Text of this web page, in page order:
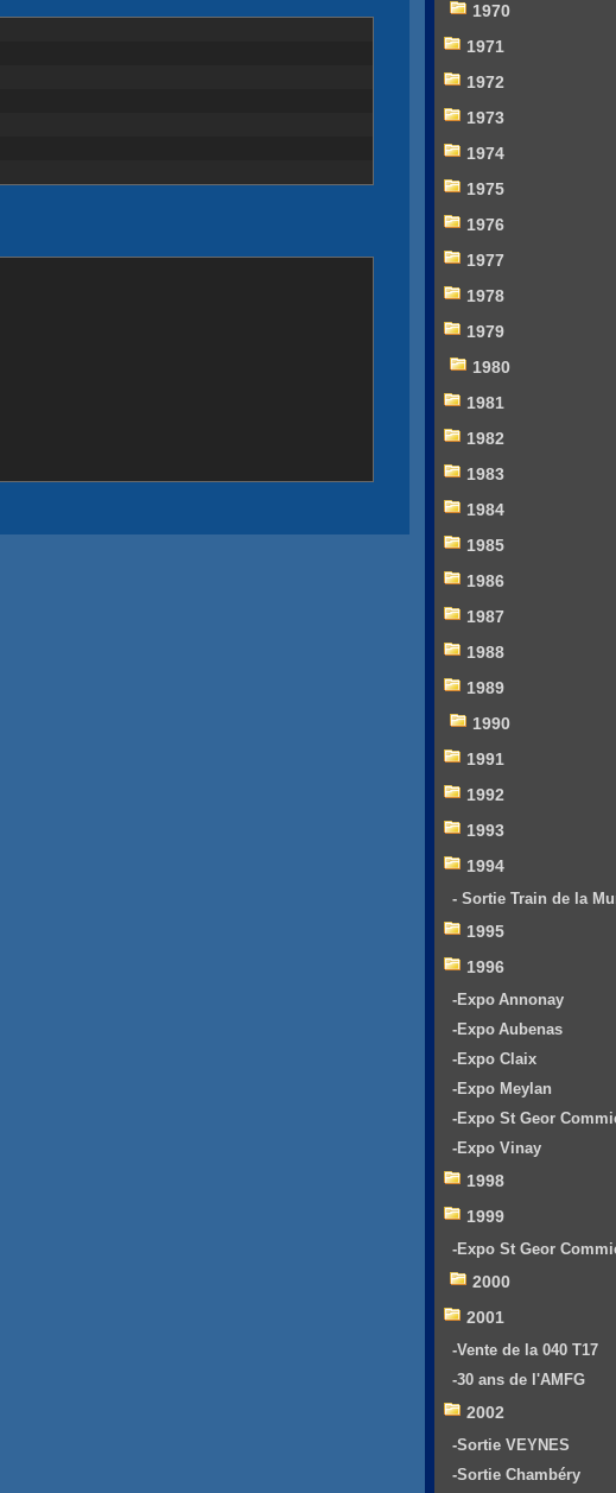
1970
1971
1972
1973
1974
1975
1976
1977
1978
1979
1980
1981
1982
1983
1984
1985
1986
1987
1988
1989
1990
1991
1992
1993
1994
- Sortie Train de la
1995
1996
-Expo Annonay
-Expo Aubenas
-Expo Claix
-Expo Meylan
-Expo St Geor
-Expo Vinay
1998
1999
-Expo St Geor
2000
2001
-Vente de la 040 T17
-30 ans de l'AMFG
2002
-Sortie VEYNES
-Sortie Chambéry